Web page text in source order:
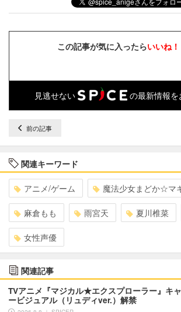
この記事が気に入ったらいいね！
見逃せない の最新情報を
前の記事
関連キーワード
アニメ/ゲーム 魔法少女まどか☆マ
麻倉もも 雨宮天 夏川椎菜
女性声優
関連記事
TVアニメ『マジカル★エクスプローラー』キ
ービジュアル（リュディver.）解禁